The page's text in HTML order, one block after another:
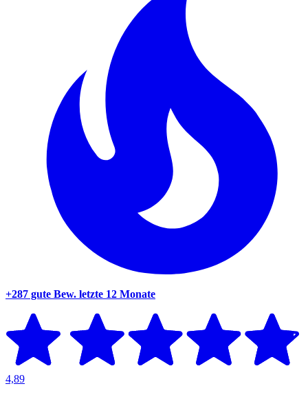
+287 gute Bew. letzte 12 Monate
4,89